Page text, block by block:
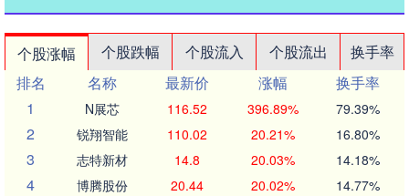
个股涨幅 个股跌幅 个股流入 个股流出
换手率
排名
名称 最新价 涨幅
换手率
1
N展芯 116.52 396.89% 79.39%
2 锐翔智能 110.02 20.21% 16.80%
3 志特新材 14.8 20.03% 14.18%
4 博腾股份 20.44 20.02% 14.77%